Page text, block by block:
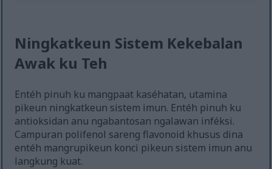
Ningkatkeun Sistem Kekebalan
Awak ku Teh
Entéh pinuh ku mangpaat kaséhatan, utamina
pikeun ningkatkeun sistem imun. Entéh pinuh ku
antioksidan anu ngabantosan ngalawan inféksi.
Campuran polifenol sareng flavonoid khusus dina
entéh mangrupikeun konci pikeun sistem imun anu
langkung kuat.